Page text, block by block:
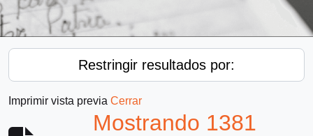
Restringir resultados por:
Imprimir vista previa Cerrar
Mostrando 1381